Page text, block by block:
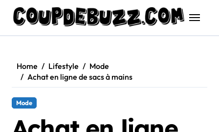
content
Home Lifestyle
Mode
Achat en ligne de sacs à mains
Mode